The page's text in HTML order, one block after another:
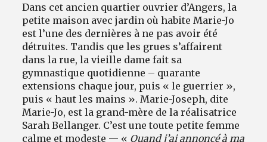
Dans cet ancien quartier ouvrier d’Angers, la
petite maison avec jardin où habite Marie-Jo
est l’une des dernières à ne pas avoir été
détruites. Tandis que les grues s’affairent
dans la rue, la vieille dame fait sa
gymnastique quotidienne – quarante
extensions chaque jour, puis « le guerrier »,
puis « haut les mains ». Marie-Joseph, dite
Marie-Jo, est la grand-mère de la réalisatrice
Sarah Bellanger. C’est une toute petite femme
calme et modeste — « Quand j’ai annoncé à ma